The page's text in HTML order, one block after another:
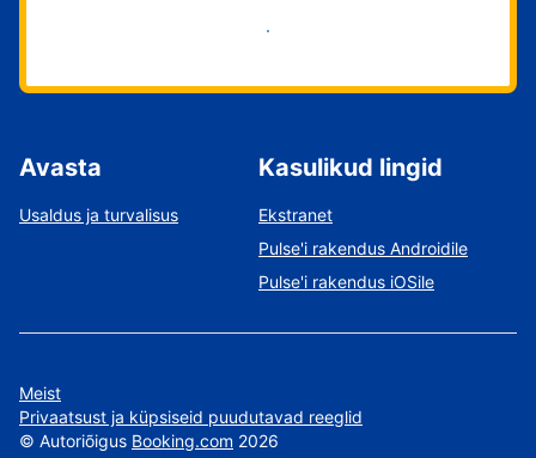
Alusta kohe
Avasta
Usaldus ja turvalisus
Kasulikud lingid
Ekstranet
Pulse'i rakendus Androidile
Pulse'i rakendus iOSile
Meist
Privaatsust ja küpsiseid puudutavad reeglid
© Autoriõigus Booking.com 2026